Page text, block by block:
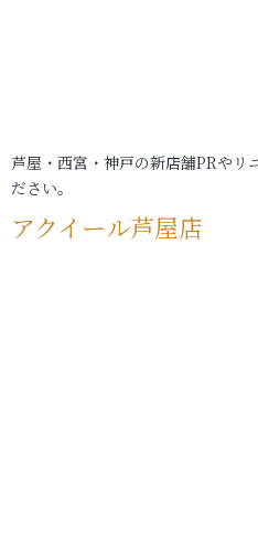
芦屋・西宮・神戸の新店舗PRやリ
ださい。
アクイール芦屋店